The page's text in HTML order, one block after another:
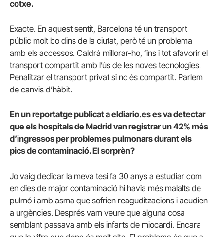
cotxe.
Exacte. En aquest sentit, Barcelona té un transport
públic molt bo dins de la ciutat, però té un problema
amb els accessos. Caldrà millorar-ho, fins i tot afavorir el
transport compartit amb l’ús de les noves tecnologies.
Penalitzar el transport privat si no és compartit. Parlem
de canvis d’hàbit.
En un reportatge publicat a eldiario.es es va detectar
que els hospitals de Madrid van registrar un 42% més
d’ingressos per problemes pulmonars durant els
pics de contaminació. El sorprèn?
Jo vaig dedicar la meva tesi fa 30 anys a estudiar com
en dies de major contaminació hi havia més malalts de
pulmó i amb asma que sofrien reaguditzacions i acudien
a urgències. Després vam veure que alguna cosa
semblant passava amb els infarts de miocardi. Encara